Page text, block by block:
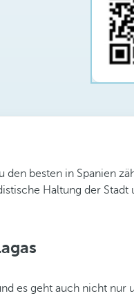
besten in Spanien
Haltung der
es geht auch nicht nur